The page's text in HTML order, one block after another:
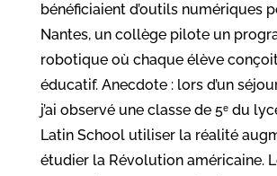
bénéficiaient d’outils numériques
Nantes, un collège pilote un
robotique où chaque élève
éducatif. Anecdote : lors d’un
j’ai observé une classe de 5ᵉ du
Latin School utiliser la réalité
étudier la Révolution américaine.